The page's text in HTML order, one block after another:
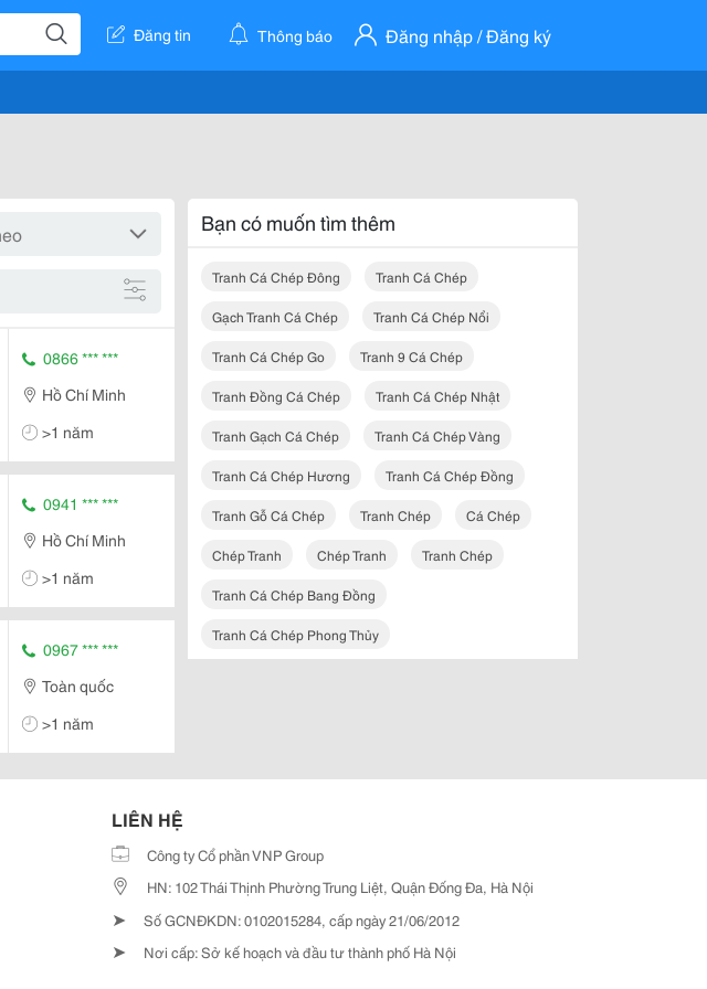
Đăng tin Thông báo Đăng nhập / Đăng ký
0866 *** ***
Hồ Chí Minh
>1 năm
0941 *** ***
Hồ Chí Minh
>1 năm
0967 *** ***
Toàn quốc
>1 năm
Bạn có muốn tìm thêm
Tranh Cá Chép Đông Tranh Cá Chép
Gạch Tranh Cá Chép Tranh Cá Chép Nổi
Tranh Cá Chép Go Tranh 9 Cá Chép
Tranh Đồng Cá Chép Tranh Cá Chép Nhật
Tranh Gạch Cá Chép Tranh Cá Chép Vàng
Tranh Cá Chép Hương Tranh Cá Chép Đồng
Tranh Gỗ Cá Chép Tranh Chép Cá Chép
Chép Tranh Chép Tranh Tranh Chép
Tranh Cá Chép Bang Đồng
Tranh Cá Chép Phong Thủy
LIÊN HỆ
Công ty Cổ phần VNP Group
HN: 102 Thái Thịnh Phường Trung Liệt, Quận Đống Đa, Hà Nội
➤ Số GCNĐKDN: 0102015284, cấp ngày 21/06/2012
➤ Nơi cấp: Sở kế hoạch và đầu tư thành phố Hà Nội